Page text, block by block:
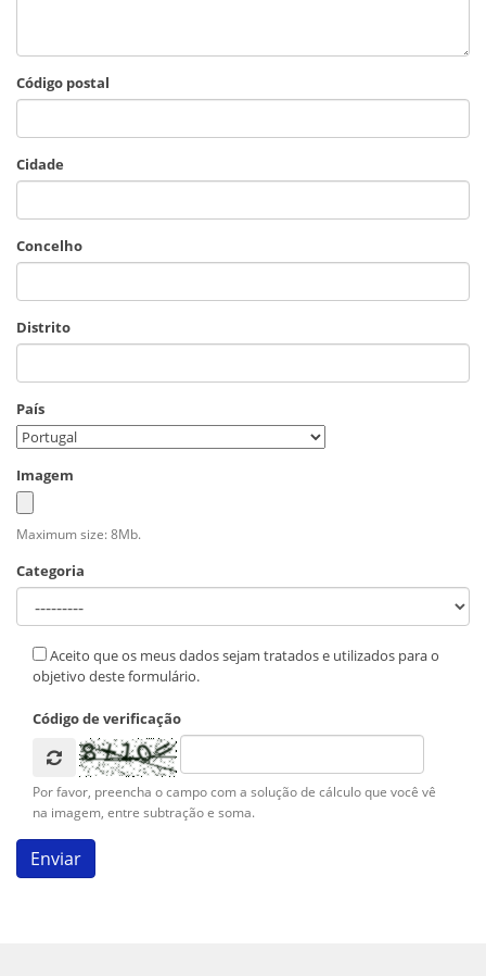
Código postal
Cidade
Concelho
Distrito
País
Imagem
Maximum size: 8Mb.
Categoria
Aceito que os meus dados sejam tratados e utilizados para o
objetivo deste formulário.
Código de verificação
Por favor, preencha o campo com a solução de cálculo que você vê
na imagem, entre subtração e soma.